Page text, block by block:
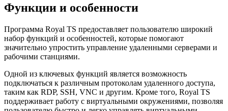
Функции и особенности
Программа Royal TS предоставляет пользователю широкий
набор функций и особенностей, которые помогают
значительно упростить управление удаленными серверами и
рабочими станциями.
Одной из ключевых функций является возможность
подключаться к различным протоколам удаленного доступа,
таким как RDP, SSH, VNC и другим. Кроме того, Royal TS
поддерживает работу с виртуальными окружениями, позволяя